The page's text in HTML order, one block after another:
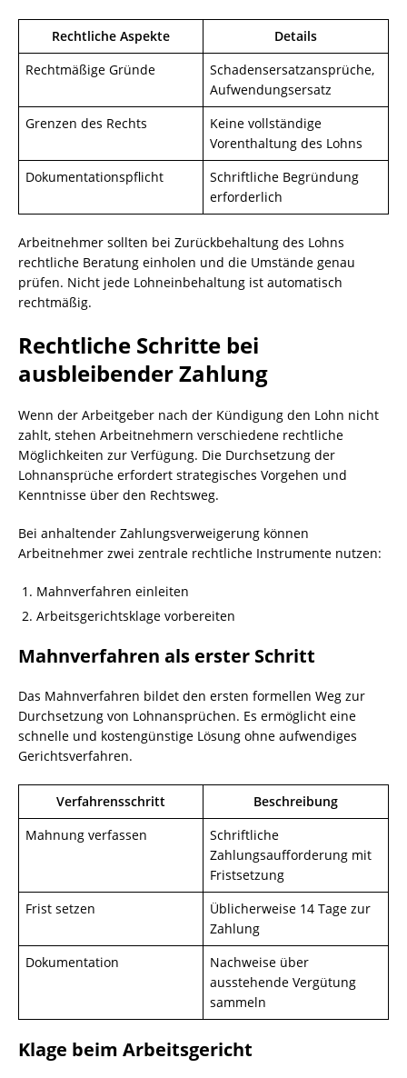
Rechtliche Aspekte
Details
Rechtmäßige Gründe
Schadensersatzansprüche,
Aufwendungsersatz
Grenzen des Rechts
Keine vollständige
Vorenthaltung des Lohns
Dokumentationspflicht
Schriftliche Begründung
erforderlich
Arbeitnehmer sollten bei Zurückbehaltung des Lohns
rechtliche Beratung einholen und die Umstände genau
prüfen. Nicht jede Lohneinbehaltung ist automatisch
rechtmäßig.
Rechtliche Schritte bei
ausbleibender Zahlung
Wenn der Arbeitgeber nach der Kündigung den Lohn nicht
zahlt, stehen Arbeitnehmern verschiedene rechtliche
Möglichkeiten zur Verfügung. Die Durchsetzung der
Lohnansprüche erfordert strategisches Vorgehen und
Kenntnisse über den Rechtsweg.
Bei anhaltender Zahlungsverweigerung können
Arbeitnehmer zwei zentrale rechtliche Instrumente nutzen:
Mahnverfahren einleiten
Arbeitsgerichtsklage vorbereiten
Mahnverfahren als erster Schritt
Das Mahnverfahren bildet den ersten formellen Weg zur
Durchsetzung von Lohnansprüchen. Es ermöglicht eine
schnelle und kostengünstige Lösung ohne aufwendiges
Gerichtsverfahren.
Verfahrensschritt
Beschreibung
Mahnung verfassen
Schriftliche
Zahlungsaufforderung mit
Fristsetzung
Frist setzen
Üblicherweise 14 Tage zur
Zahlung
Dokumentation
Nachweise über
ausstehende Vergütung
sammeln
Klage beim Arbeitsgericht